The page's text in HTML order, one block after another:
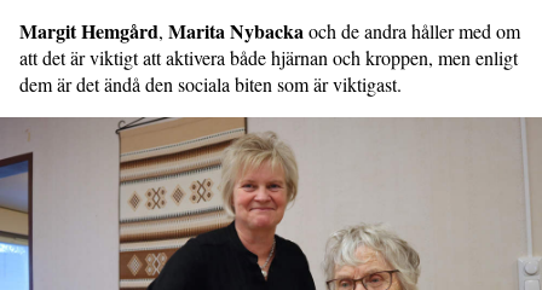
Margit Hemgård, Marita Nybackaoch de andra håller med om
att det är viktigt att aktivera både hjärnan och kroppen, men enligt
dem är det ändå den sociala biten som är viktigast.